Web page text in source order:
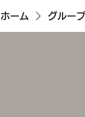
ホーム グループ